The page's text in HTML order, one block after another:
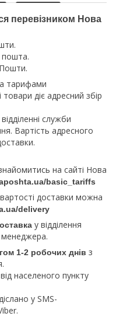
перевізником Нова
пошта.
тарифами
товари діє адресний збір
служби
Вартість адресного
на сайті Нова
basic_tariffs
доставки можна
delivery
у відділення
1-2 робочих днів з
населеного пункту
у SMS-